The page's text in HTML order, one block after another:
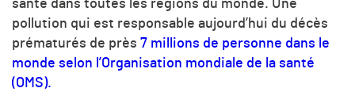
santé dans toutes les régions du monde. Une
pollution qui est responsable aujourd’hui du décès
prématurés de près 7 millions de personne dans le
monde selon l’Organisation mondiale de la santé
(OMS).